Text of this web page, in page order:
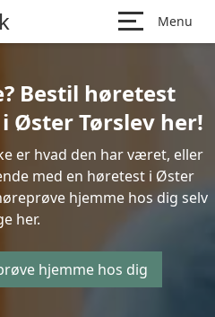
Menu
Bestil høretest
Øster Tørslev her!
er hvad den har været, eller
med en høretest i Øster
hjemme hos dig selv
her.
hjemme hos dig